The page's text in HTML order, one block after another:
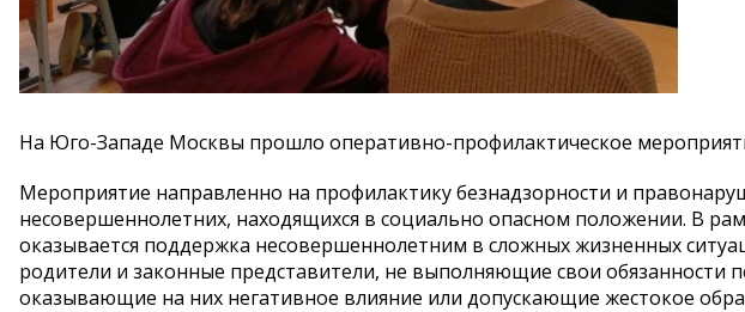
На Юго-Западе Москвы прошло оперативно-профилактическое
Мероприятие направленно на профилактику безнадзорности и
несовершеннолетних, находящихся в социально опасном положении. В
оказывается поддержка несовершеннолетним в сложных жизненных
родители и законные представители, не выполняющие свои обязанности
оказывающие на них негативное влияние или допускающие жестокое